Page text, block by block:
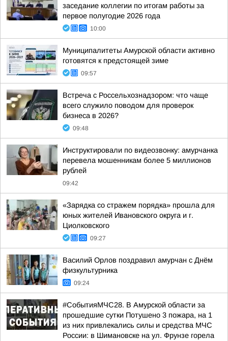
заседание коллегии по итогам работы за
первое полугодие 2026 года
10:00
Муниципалитеты Амурской области активно
готовятся к предстоящей зиме
09:57
Встреча с Россельхознадзором: что чаще
всего служило поводом для проверок
бизнеса в 2026?
09:48
Инструктировали по видеозвонку: амурчанка
перевела мошенникам более 5 миллионов
рублей
09:42
«Зарядка со стражем порядка» прошла для
юных жителей Ивановского округа и г.
Циолковского
09:27
Василий Орлов поздравил амурчан с Днём
физкультурника
09:24
#СобытияМЧС28. В Амурской области за
прошедшие сутки Потушено 3 пожара, на 1
из них привлекались силы и средства МЧС
России: в Шимановске на ул. Фрунзе горела